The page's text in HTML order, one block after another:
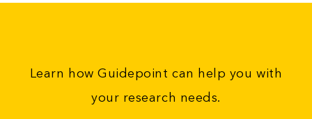
Learn how Guidepoint can help you with
your research needs.